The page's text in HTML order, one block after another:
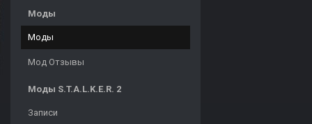
Моды
Моды
Мод Отзывы
Моды S.T.A.L.K.E.R. 2
Записи